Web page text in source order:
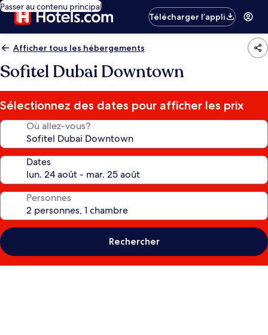
Passer au contenu principal
Télécharger l’appli
Afficher tous les hébergements
Sofitel Dubai Downtown
Sélectionnez des dates pour afficher les prix
Où allez-vous?
Dates
Personnes
Rechercher